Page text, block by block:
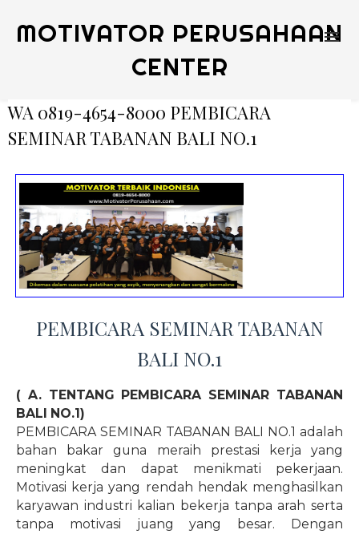
MOTIVATOR PERUSAHAAN
CENTER
WA 0819-4654-8000 PEMBICARA
SEMINAR TABANAN BALI NO.1
PEMBICARA SEMINAR TABANAN
BALI NO.1
( A. TENTANG PEMBICARA SEMINAR TABANAN
BALI NO.1)
PEMBICARA SEMINAR TABANAN BALI NO.1 adalah
bahan bakar guna meraih prestasi kerja yang
meningkat dan dapat menikmati pekerjaan.
Motivasi kerja yang rendah hendak menghasilkan
karyawan industri kalian bekerja tanpa arah serta
tanpa motivasi juang yang besar. Dengan